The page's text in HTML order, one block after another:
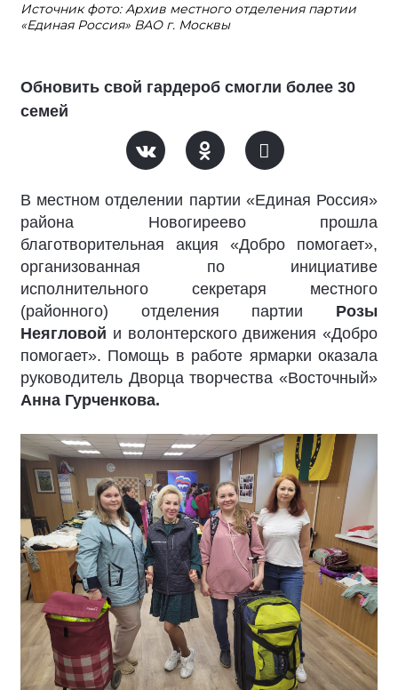
Источник фото: Архив местного отделения партии
«Единая Россия» ВАО г. Москвы
Обновить свой гардероб смогли более 30
семей
В местном отделении партии «Единая Россия»
района Новогиреево прошла
благотворительная акция «Добро помогает»,
организованная по инициативе
исполнительного секретаря местного
(районного) отделения партии Розы
Неягловой и волонтерского движения «Добро
помогает». Помощь в работе ярмарки оказала
руководитель Дворца творчества «Восточный»
Анна Гурченкова.